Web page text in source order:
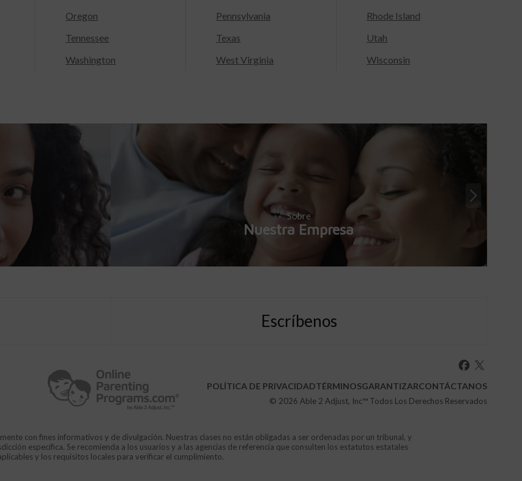
Oregon Pennsylvania
Rhode Island
Tennessee Texas
Utah
Washington West Virginia
Wisconsin
Sobre
Nuestra Empresa
Escríbenos
POLÍTICA DE PRIVACIDADTÉRMINOSGARANTIZARCONTÁCTANOS
© 2026 Able 2 Adjust, Inc™ Todos Los Derechos Reservados
con fines informativos y de divulgación. Nuestras clases no están obligadas a ser ordenadas por un tribunal, y
específica. Se recomienda a los usuarios y a las agencias de referencia que consulten los estatutos estatales
y los requisitos locales para verificar el cumplimiento.